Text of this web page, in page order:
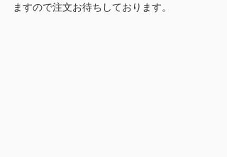
ますので注文お待ちしております。